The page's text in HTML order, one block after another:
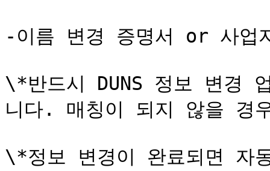
-이름 변경 증명서 or 사업
\*반드시 DUNS 정보 변경
니다. 매칭이 되지 않을 경
\*정보 변경이 완료되면 자